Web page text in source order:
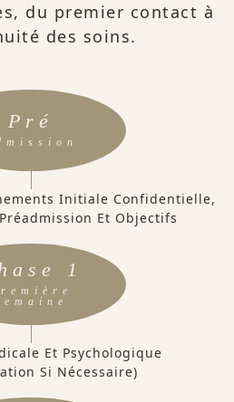
du premier contact à
des soins.
Pré
Initiale Confidentielle,
Et Objectifs
1
Et Psychologique
Si Nécessaire)